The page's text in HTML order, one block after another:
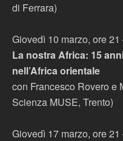
di Ferrara)
Giovedì 10 marzo, ore
La nostra Africa: 15
nell’Africa orientale
con Francesco Rovero e
Scienza MUSE, Trento)
Giovedì 17 marzo, ore